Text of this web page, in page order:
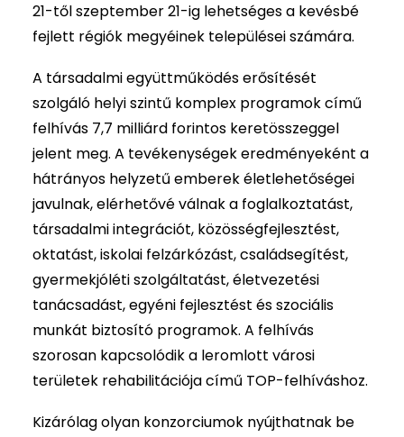
21-től szeptember 21-ig lehetséges a kevésbé
fejlett régiók megyéinek települései számára.
A társadalmi együttműködés erősítését
szolgáló helyi szintű komplex programok című
felhívás 7,7 milliárd forintos keretösszeggel
jelent meg. A tevékenységek eredményeként a
hátrányos helyzetű emberek életlehetőségei
javulnak, elérhetővé válnak a foglalkoztatást,
társadalmi integrációt, közösségfejlesztést,
oktatást, iskolai felzárkózást, családsegítést,
gyermekjóléti szolgáltatást, életvezetési
tanácsadást, egyéni fejlesztést és szociális
munkát biztosító programok. A felhívás
szorosan kapcsolódik a leromlott városi
területek rehabilitációja című TOP-felhíváshoz.
Kizárólag olyan konzorciumok nyújthatnak be